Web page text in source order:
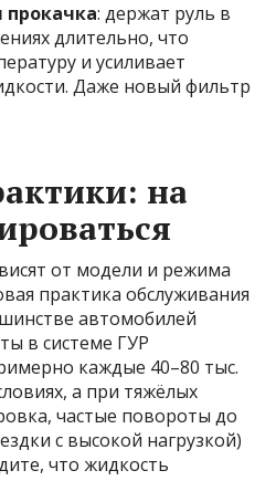
прокачка: держат руль в
длительно, что
и усиливает
Даже новый фильтр
на
от модели и режима
практика обслуживания
автомобилей
в системе ГУР
каждые 40–80 тыс.
а при тяжёлых
частые повороты до
с высокой нагрузкой)
что жидкость